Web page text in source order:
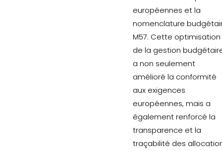
européennes et la
nomenclature
M57. Cette optimisation
de la gestion
a non seulement
amélioré la conformité
aux exigences
européennes, mais a
également renforcé la
transparence et la
traçabilité des